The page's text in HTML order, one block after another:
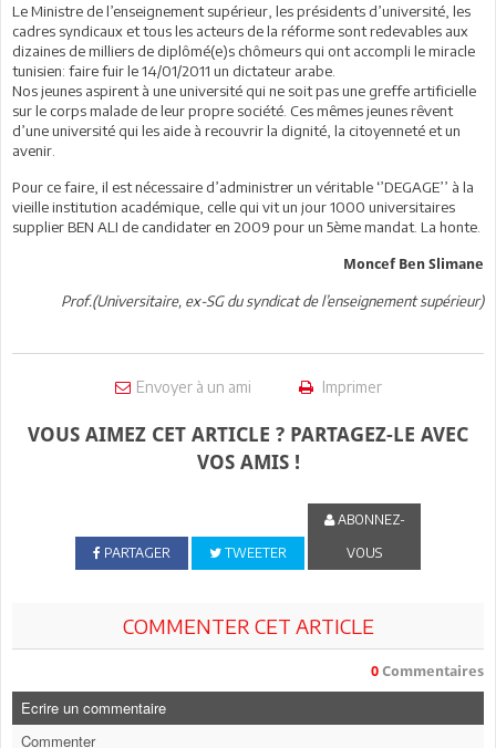
Le Ministre de l’enseignement supérieur, les présidents d’université, les
cadres syndicaux et tous les acteurs de la réforme sont redevables aux
dizaines de milliers de diplômé(e)s chômeurs qui ont accompli le miracle
tunisien: faire fuir le 14/01/2011 un dictateur arabe.
Nos jeunes aspirent à une université qui ne soit pas une greffe artificielle
sur le corps malade de leur propre société. Ces mêmes jeunes rêvent
d’une université qui les aide à recouvrir la dignité, la citoyenneté et un
avenir.
Pour ce faire, il est nécessaire d’administrer un véritable ‘’DEGAGE’’ à la
vieille institution académique, celle qui vit un jour 1000 universitaires
supplier BEN ALI de candidater en 2009 pour un 5ème mandat. La honte.
Moncef Ben Slimane
Prof.(Universitaire, ex-SG du syndicat de l’enseignement supérieur)
Envoyer à un ami Imprimer
VOUS AIMEZ CET ARTICLE ? PARTAGEZ-LE AVEC
VOS AMIS !
PARTAGER TWEETER
ABONNEZ-
VOUS
COMMENTER CET ARTICLE
0 Commentaires
Ecrire un commentaire
Commenter